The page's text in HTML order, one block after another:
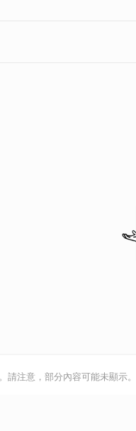
請注意，部分內容可能未顯示。